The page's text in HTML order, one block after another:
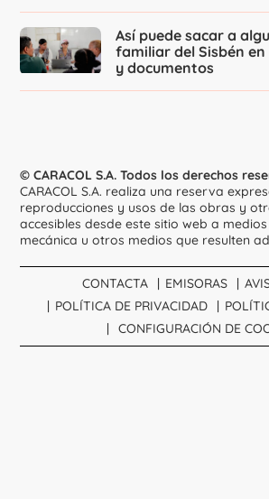
Así puede sacar a
familiar del Sisbén en
y documentos
© CARACOL S.A. Todos los derechos
CARACOL S.A. realiza una reserva
reproducciones y usos de las obras y
accesibles desde este sitio web a
mecánica u otros medios que resulten
CONTACTA EMISORAS
POLÍTICA DE PRIVACIDAD
CONFIGURACIÓN DE